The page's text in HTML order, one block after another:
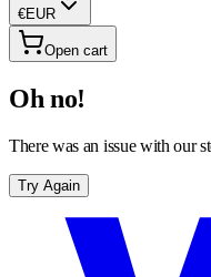
€EUR
Open cart
Oh no!
There was an issue with our
Try Again